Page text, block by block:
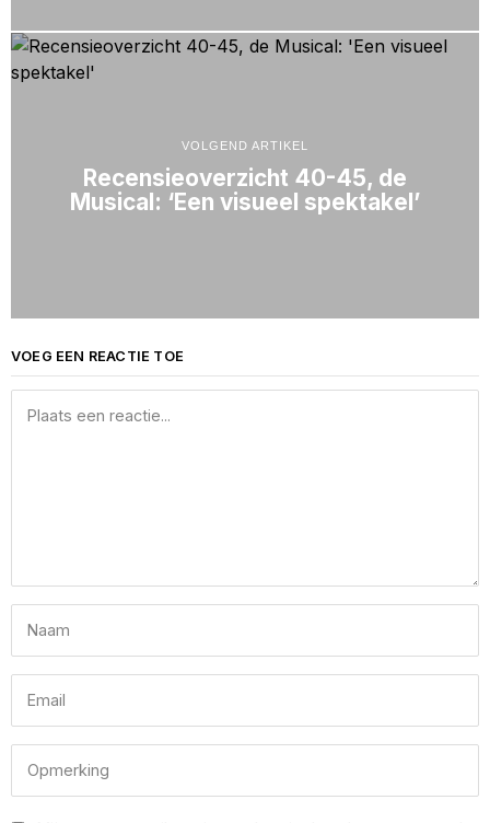
VOLGEND ARTIKEL
Recensieoverzicht 40-45, de
Musical: ‘Een visueel spektakel’
VOEG EEN REACTIE TOE